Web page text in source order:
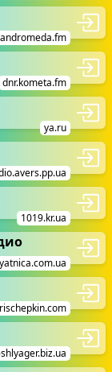
andromeda.fm
dnr.kometa.fm
ya.ru
1019.kr.ua